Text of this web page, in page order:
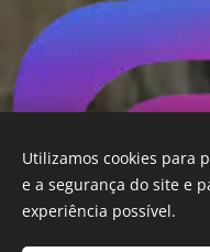
Utilizamos cookies para
e a segurança do site e
experiência possível.